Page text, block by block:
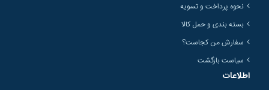
نحوه پرداخت و تسویه
بسته بندی و حمل کالا
سفارش من کجاست؟
سیاست بازگشت
اطلاعات